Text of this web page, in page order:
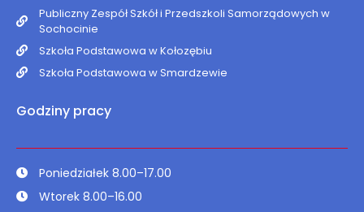
Publiczny Zespół Szkół i Przedszkoli Samorządowych w
Sochocinie
Szkoła Podstawowa w Kołozębiu
Szkoła Podstawowa w Smardzewie
Godziny pracy
Poniedziałek 8.00–17.00
Wtorek 8.00–16.00